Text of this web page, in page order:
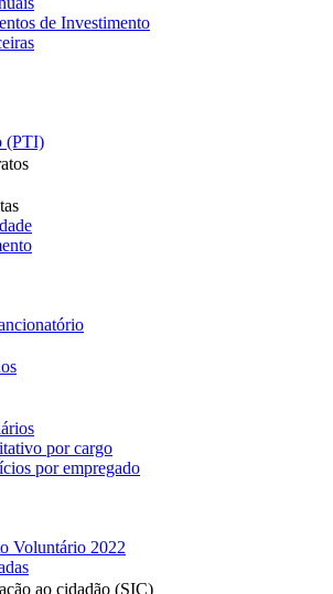
de Investimento
(PTI)
por cargo
por empregado
Voluntário 2022
ao cidadão (SIC)